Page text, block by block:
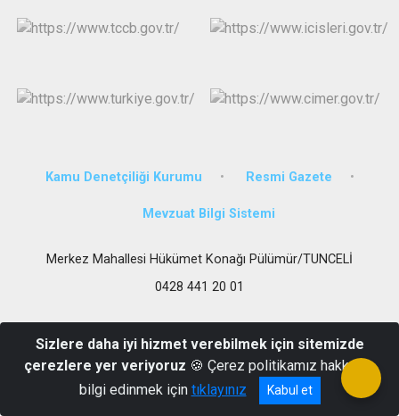
Kamu Denetçiliği Kurumu Resmi Gazete
Mevzuat Bilgi Sistemi
Merkez Mahallesi Hükümet Konağı Pülümür/TUNCELİ
0428 441 20 01
Sizlere daha iyi hizmet verebilmek için sitemizde
çerezlere yer veriyoruz 🍪 Çerez politikamız hakkında
bilgi edinmek için tıklayınız Kabul et